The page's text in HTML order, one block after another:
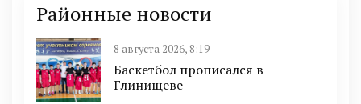
Районные новости
8 августа 2026, 8:19
Баскетбол прописался в
Глинищеве